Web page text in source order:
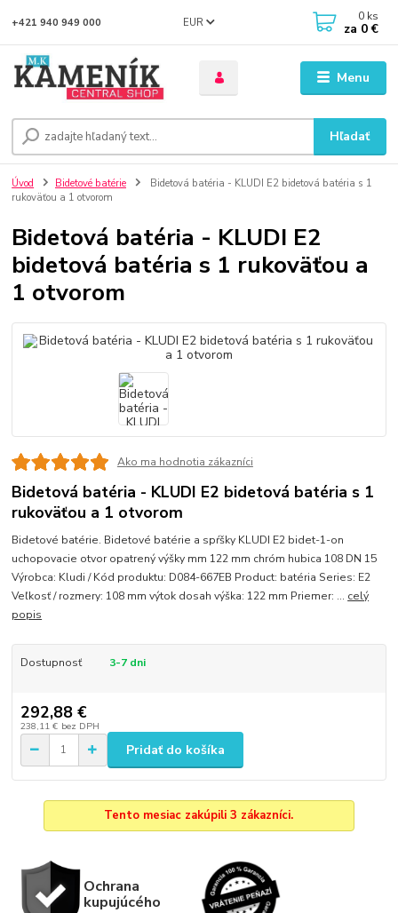
Menu
EUR
Hľadať
+421 940 949 000 0 ks
za 0 €
Úvod Bidetové batérie
Bidetová batéria - KLUDI E2 bidetová batéria s 1
rukoväťou a 1 otvorom
Bidetová batéria - KLUDI E2
bidetová batéria s 1 rukoväťou a
1 otvorom
Ako ma hodnotia zákazníci
Bidetová batéria - KLUDI E2 bidetová batéria s 1
rukoväťou a 1 otvorom
Bidetové batérie. Bidetové batérie a spŕšky KLUDI E2 bidet-1-on
uchopovacie otvor opatrený výšky mm 122 mm chróm hubica 108 DN 15
Výrobca: Kludi / Kód produktu: D084-667EB Product: batéria Series: E2
Veľkosť / rozmery: 108 mm výtok dosah výška: 122 mm Priemer: ... celý
popis
Dostupnosť 3-7 dni
292,88 €
238,11 € bez DPH
Pridať do košíka
Tento mesiac zakúpili 3 zákazníci.
Ochrana
kupujúcého